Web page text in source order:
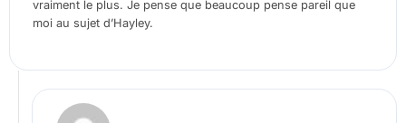
vraiment le plus. Je pense que beaucoup pense pareil que
moi au sujet d’Hayley.